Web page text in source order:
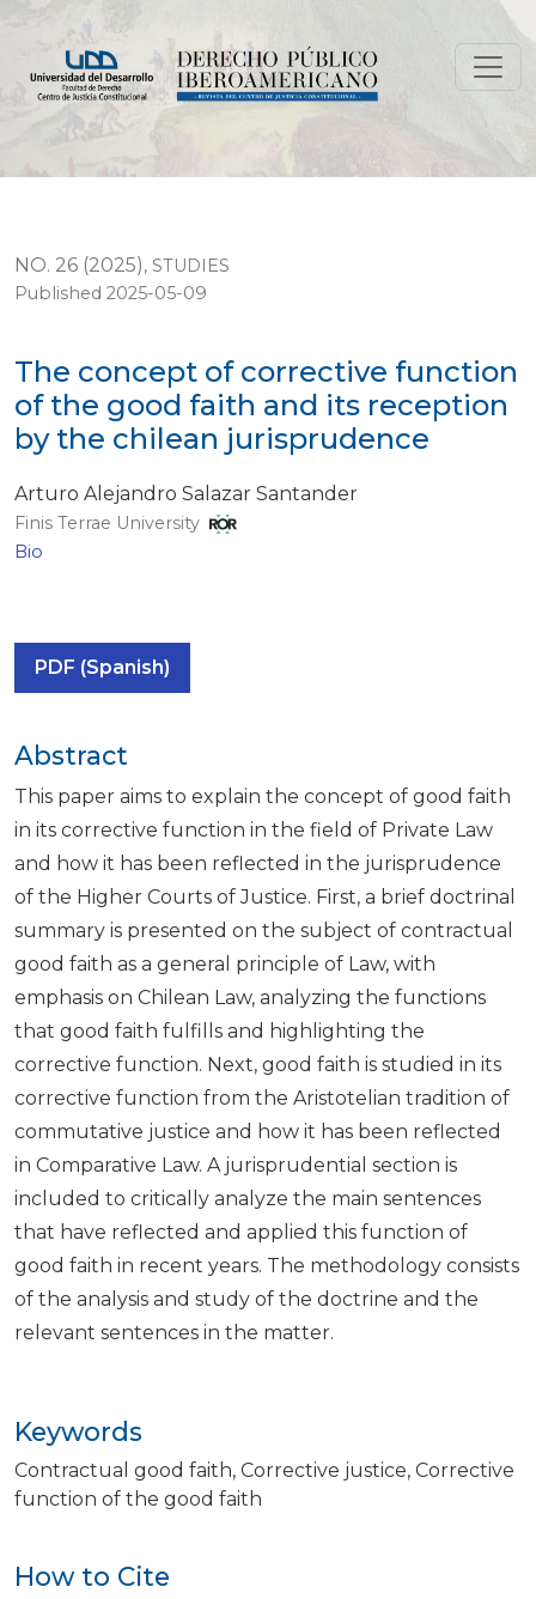
The concept of corrective function of the good faith
NO. 26 (2025), STUDIES
The concept of corrective function
of the good faith and its reception
by the chilean jurisprudence
Published 2025-05-09
Arturo Alejandro Salazar Santander
Finis Terrae University
Bio
PDF (Spanish)
Keywords
Contractual good faith Corrective justice Corrective
function of the good faith
How to Cite
Abstract
This paper aims to explain the concept of good faith
in its corrective function in the field of Private Law
and how it has been reflected in the jurisprudence
of the Higher Courts of Justice. First, a brief doctrinal
summary is presented on the subject of contractual
good faith as a general principle of Law, with
emphasis on Chilean Law, analyzing the functions
that good faith fulfills and highlighting the
corrective function. Next, good faith is studied in its
corrective function from the Aristotelian tradition of
commutative justice and how it has been reflected
in Comparative Law. A jurisprudential section is
included to critically analyze the main sentences
that have reflected and applied this function of
good faith in recent years. The methodology consists
of the analysis and study of the doctrine and the
relevant sentences in the matter.